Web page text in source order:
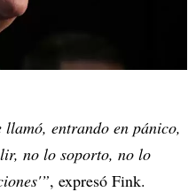
llamó, entrando en pánico,
no lo soporto, no lo
, expresó Fink.